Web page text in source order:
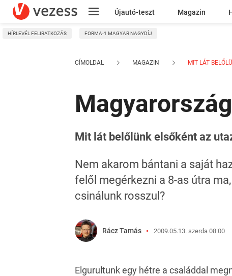
Újautó-teszt Magazin
Kresz
HÍRLEVÉL FELIRATKOZÁS FORMA-1 MAGYAR NAGYDÍJ
CÍMOLDAL MAGAZIN MIT LÁT
Mit lát belőlünk elsőként az
Nem akarom bántani a saját
felől megérkezni a 8-as útra
csinálunk rosszul?
Rácz Tamás 2009.05.13. szerda 08:00
Elgurultunk egy hétre a családdal